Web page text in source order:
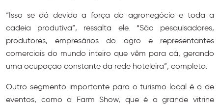
“Isso se dá devido a força do agronegócio e toda a
cadeia produtiva”, ressalta ele. “São pesquisadores,
produtores, empresários do agro e representantes
comerciais do mundo inteiro que vêm para cá, gerando
uma ocupação constante da rede hoteleira”, completa.
Outro segmento importante para o turismo local é o de
eventos, como a Farm Show, que é a grande vitrine